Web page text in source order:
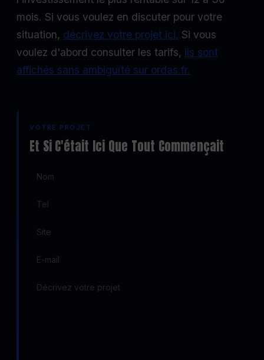
mois. Si vous voulez en discuter pour votre
situation, décrivez votre projet ici. Si vous
voulez d'abord consulter les tarifs, ils sont
affichés sans ambiguïté sur ordas.fr.
VOTRE PROJET
Et Si C'était Ici Que Tout Commençait